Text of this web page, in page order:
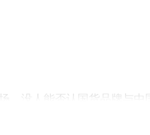
，没人能否认国货品牌与中